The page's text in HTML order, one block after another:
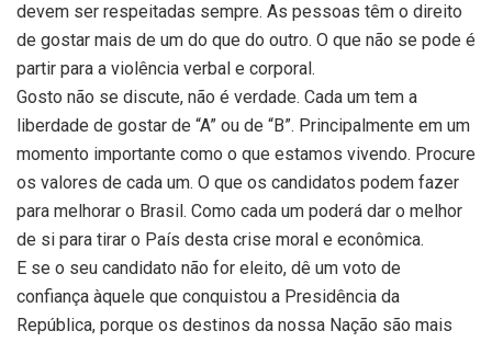
devem ser respeitadas sempre. As pessoas têm o direito
de gostar mais de um do que do outro. O que não se pode é
partir para a violência verbal e corporal.
Gosto não se discute, não é verdade. Cada um tem a
liberdade de gostar de “A” ou de “B”. Principalmente em um
momento importante como o que estamos vivendo. Procure
os valores de cada um. O que os candidatos podem fazer
para melhorar o Brasil. Como cada um poderá dar o melhor
de si para tirar o País desta crise moral e econômica.
E se o seu candidato não for eleito, dê um voto de
confiança àquele que conquistou a Presidência da
República, porque os destinos da nossa Nação são mais